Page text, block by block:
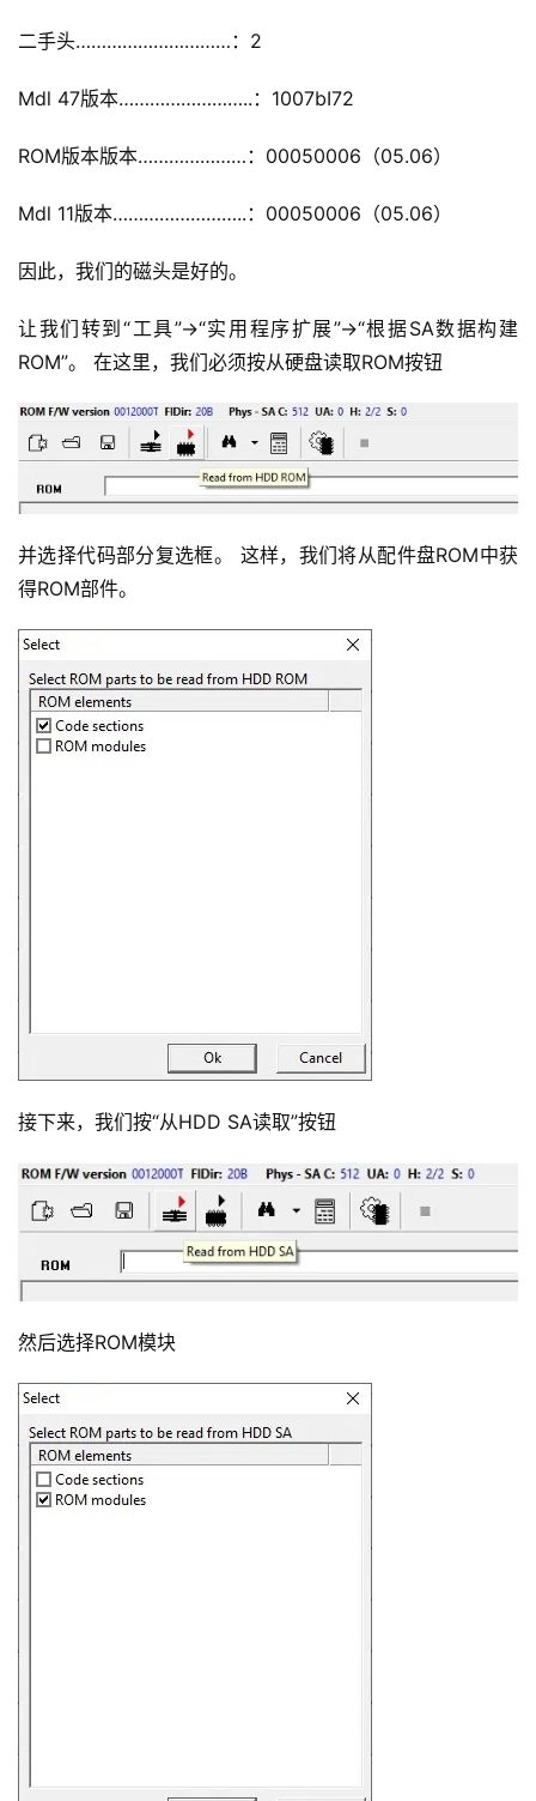
二手头…………………………：2
Mdl 47版本……………………..：1007bI72
ROM版本版本…………………：00050006（05.06）
Mdl 11版本……………………..：00050006（05.06）
因此，我们的磁头是好的。
让我们转到“工具”->“实用程序扩展”->“根据SA数据构建
ROM”。 在这里，我们必须按从硬盘读取ROM按钮
并选择代码部分复选框。 这样，我们将从配件盘ROM中获
得ROM部件。
接下来，我们按“从HDD SA读取”按钮
然后选择ROM模块